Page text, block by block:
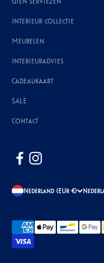
Interieur collectie
Meubelen
Interieuradvies
Cadeaukaart
SALE
Contact
Nederland (EUR €)